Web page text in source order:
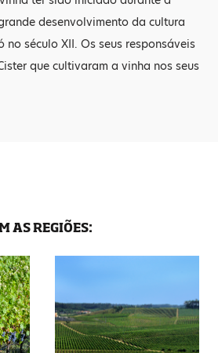
desenvolvimento da cultura
no século XII. Os seus responsáveis
que cultivaram a vinha nos seus
AS REGIÕES: